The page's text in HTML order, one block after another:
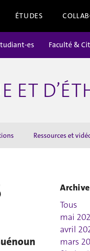
ÉTUDES
es Faculté &
ET
Ressources et
Tous
mai
avril
mars